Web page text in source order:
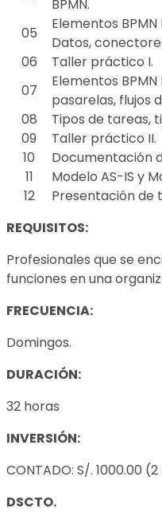
BPMN.
05
Elementos
Datos,
06
Taller práctico I.
07
Elementos
pasarelas, flujos
08
Tipos de tareas,
09
Taller práctico II.
10
Documentación
11
Modelo AS-IS y
12
Presentación de
REQUISITOS:
Profesionales que se
funciones en una
FRECUENCIA:
Domingos.
DURACIÓN:
32 horas
INVERSIÓN:
CONTADO: S/. 1000.00
DSCTO.